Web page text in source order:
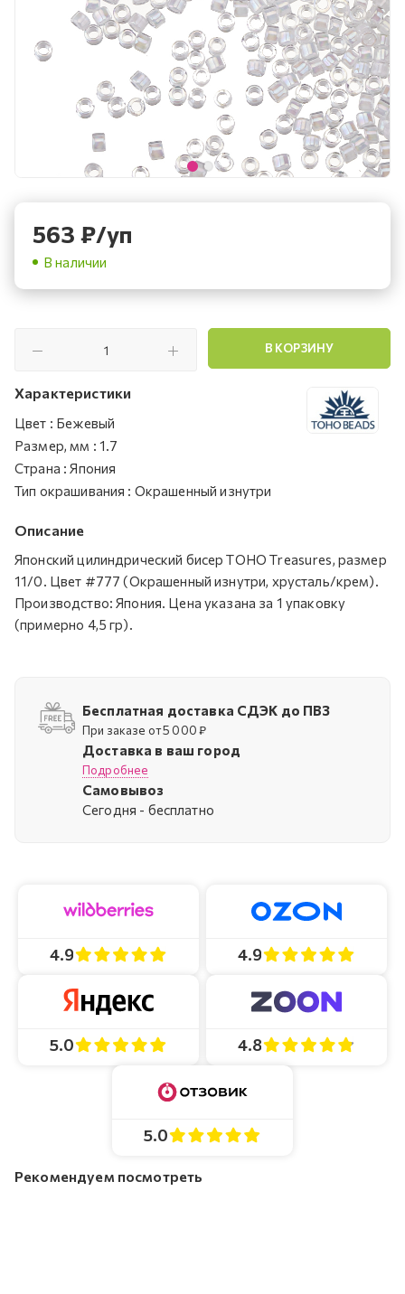
563 ₽/уп
В наличии
В КОРЗИНУ
Характеристики
Цвет : Бежевый
Размер, мм : 1.7
Страна : Япония
Тип окрашивания : Окрашенный изнутри
Описание
Японский цилиндрический бисер TOHO Treasures, размер
11/0. Цвет #777 (Окрашенный изнутри, хрусталь/крем).
Производство: Япония. Цена указана за 1 упаковку
(примерно 4,5 гр).
Бесплатная доставка СДЭК до ПВЗ
При заказе от 5 000 ₽
Доставка в ваш город
Подробнее
Самовывоз
Cегодня - бесплатно
4.9 4.9
5.0 4.8
5.0
Рекомендуем посмотреть